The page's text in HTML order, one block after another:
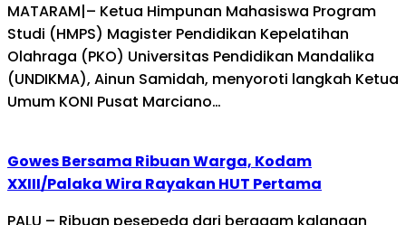
MATARAM|– Ketua Himpunan Mahasiswa Program
Studi (HMPS) Magister Pendidikan Kepelatihan
Olahraga (PKO) Universitas Pendidikan Mandalika
(UNDIKMA), Ainun Samidah, menyoroti langkah Ketua
Umum KONI Pusat Marciano…
Gowes Bersama Ribuan Warga, Kodam
XXIII/Palaka Wira Rayakan HUT Pertama